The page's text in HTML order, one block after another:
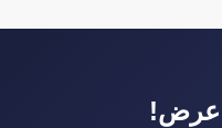
عرض!